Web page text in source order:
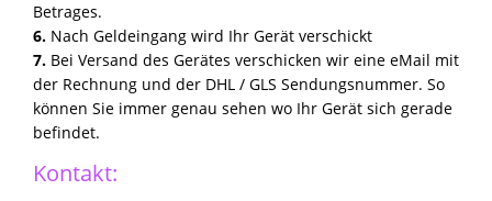
Betrages.
6. Nach Geldeingang wird Ihr Gerät verschickt
7. Bei Versand des Gerätes verschicken wir eine eMail mit
der Rechnung und der DHL / GLS Sendungsnummer. So
können Sie immer genau sehen wo Ihr Gerät sich gerade
befindet.
Kontakt: